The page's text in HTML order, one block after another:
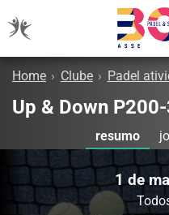
Home › Clube › Padel
Up & Down
resumo
1 de